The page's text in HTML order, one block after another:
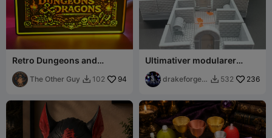
Retro Dungeons and
Dragons Leuchtschild
The Other Guy  102 94
Ultimativer modularer
Dungeon-Bausatz - RPG
DnD Fantasy
drakeforge3
 532 236